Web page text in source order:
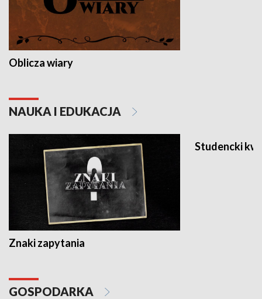
Oblicza wiary
NAUKA I EDUKACJA
Znaki zapytania
Studencki
GOSPODARKA